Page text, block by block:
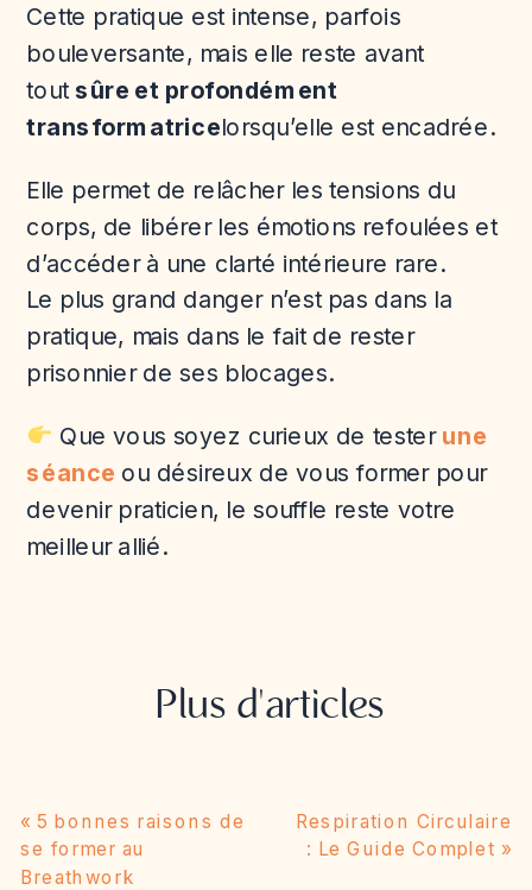
Cette pratique est intense, parfois
bouleversante, mais elle reste avant
tout sûre et profondément
transformatricelorsqu’elle est encadrée.
Elle permet de relâcher les tensions du
corps, de libérer les émotions refoulées et
d’accéder à une clarté intérieure rare.
Le plus grand danger n’est pas dans la
pratique, mais dans le fait de rester
prisonnier de ses blocages.
Que vous soyez curieux de tester une
séance ou désireux de vous former pour
devenir praticien, le souffle reste votre
meilleur allié.
Respiration Circulaire
: Le Guide Complet »
« 5 bonnes raisons de
se former au
Breathwork
Plus d'articles